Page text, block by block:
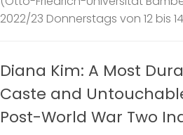
2022/23 Donnerstags von 12 bis
Diana Kim: A Most
Caste and
Post-World War Two